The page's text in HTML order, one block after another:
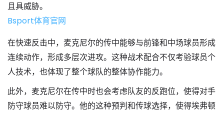
且具威胁。
Bsport体育官网
在快速反击中，麦克尼尔的传中能够与前锋和中场球员形成
连续动作，形成多层次进攻。这种战术配合不仅考验球员个
人技术，也体现了整个球队的整体协作能力。
此外，麦克尼尔在传中时也会考虑队友的反跑位，使得对手
防守球员难以防守。他的这种预判和传球选择，使得埃弗顿